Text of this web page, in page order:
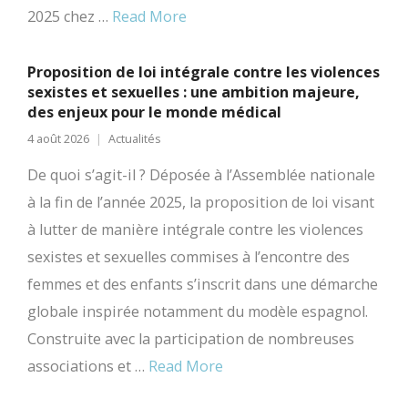
2025 chez … Read More
Proposition de loi intégrale contre les violences
sexistes et sexuelles : une ambition majeure,
des enjeux pour le monde médical
4 août 2026 Actualités
De quoi s’agit-il ? Déposée à l’Assemblée nationale
à la fin de l’année 2025, la proposition de loi visant
à lutter de manière intégrale contre les violences
sexistes et sexuelles commises à l’encontre des
femmes et des enfants s’inscrit dans une démarche
globale inspirée notamment du modèle espagnol.
Construite avec la participation de nombreuses
associations et … Read More